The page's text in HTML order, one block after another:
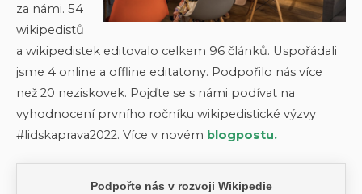
za námi. 54
wikipedistů
a wikipedistek editovalo celkem 96 článků. Uspořádali
jsme 4 online a offline editatony. Podpořilo nás více
než 20 neziskovek. Pojďte se s námi podívat na
vyhodnocení prvního ročníku wikipedistické výzvy
#lidskaprava2022. Více v novém blogpostu.